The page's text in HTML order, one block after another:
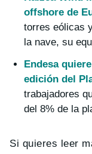
offshore de
torres eólicas
la nave, su
Endesa
edición del
trabajadores
del 8% de la
Si quieres leer